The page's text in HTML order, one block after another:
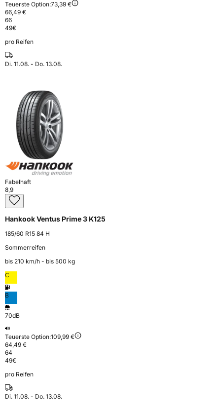
Teuerste Option:73,39 €
66,49 €
66
49€
pro Reifen
Di. 11.08. - Do. 13.08.
Fabelhaft
8,9
Hankook Ventus Prime 3 K125
185/60 R15 84 H
Sommerreifen
bis 210 km⁠/⁠h - bis 500 kg
C
B
70dB
Teuerste Option:109,99 €
64,49 €
64
49€
pro Reifen
Di. 11.08. - Do. 13.08.